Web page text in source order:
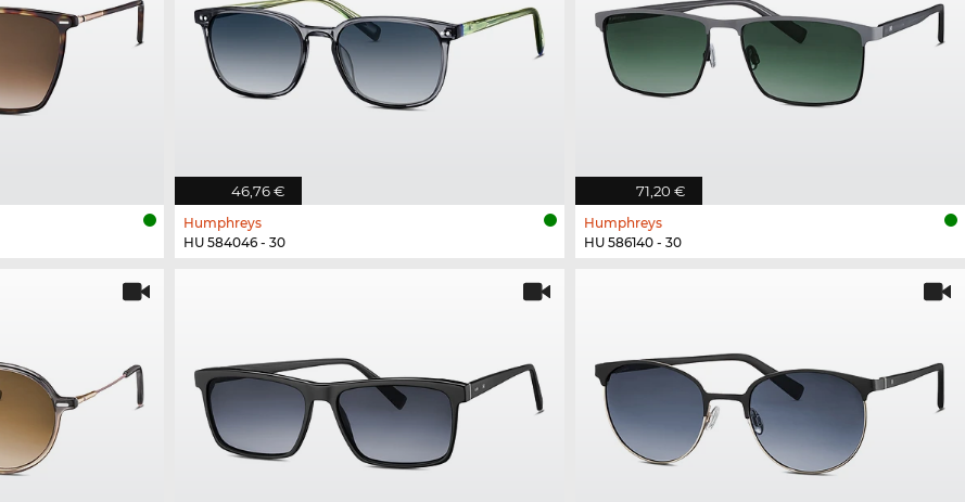
46,76 €
Humphreys
HU 584046 - 30
71,20 €
Humphreys
HU 586140 - 30